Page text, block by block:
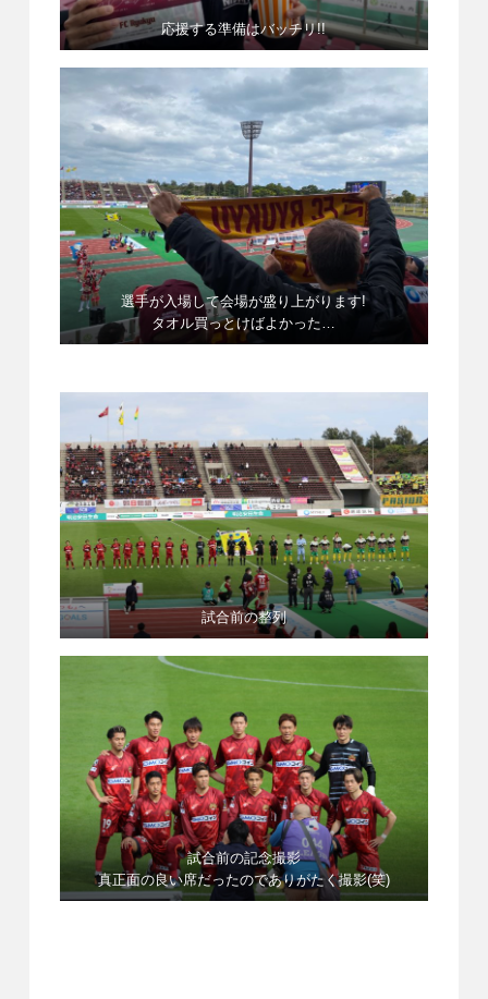
応援する準備はバッチリ!!
選手が入場して会場が盛り上がります!
タオル買っとけばよかった…
試合前の整列
試合前の記念撮影
真正面の良い席だったのでありがたく撮影(笑)